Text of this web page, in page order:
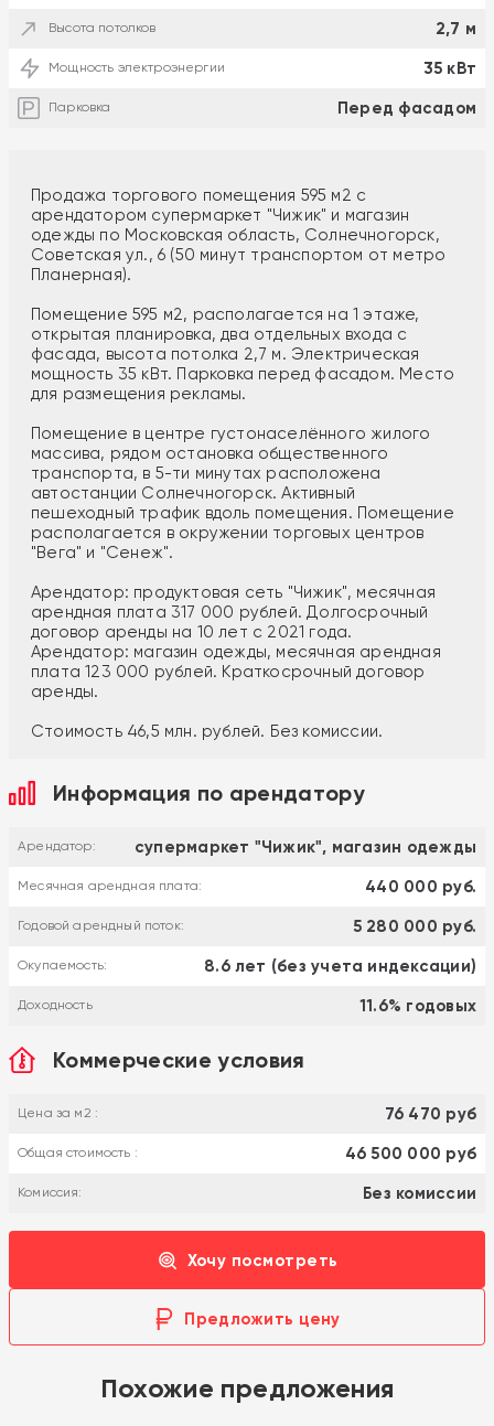
Высота потолков 2,7 м
Мощность электроэнергии 35 кВт
Парковка Перед фасадом
Продажа торгового помещения 595 м2 с
арендатором супермаркет "Чижик" и магазин
одежды по Московская область, Солнечногорск,
Советская ул., 6 (50 минут транспортом от метро
Планерная).
Помещение 595 м2, располагается на 1 этаже,
открытая планировка, два отдельных входа с
фасада, высота потолка 2,7 м. Электрическая
мощность 35 кВт. Парковка перед фасадом. Место
для размещения рекламы.
Помещение в центре густонаселённого жилого
массива, рядом остановка общественного
транспорта, в 5-ти минутах расположена
автостанции Солнечногорск. Активный
пешеходный трафик вдоль помещения. Помещение
располагается в окружении торговых центров
"Вега" и "Сенеж".
Арендатор: продуктовая сеть "Чижик", месячная
арендная плата 317 000 рублей. Долгосрочный
договор аренды на 10 лет с 2021 года.
Арендатор: магазин одежды, месячная арендная
плата 123 000 рублей. Краткосрочный договор
аренды.
Стоимость 46,5 млн. рублей. Без комиссии.
Информация по арендатору
Арендатор: супермаркет "Чижик", магазин одежды
Месячная арендная плата: 440 000 руб.
Годовой арендный поток: 5 280 000 руб.
Окупаемость: 8.6 лет (без учета индексации)
Доходность 11.6% годовых
Коммерческие условия
Цена за м2 : 76 470 руб
Общая стоимость : 46 500 000 руб
Комиссия: Без комиссии
Хочу посмотреть
Предложить цену
Похожие предложения